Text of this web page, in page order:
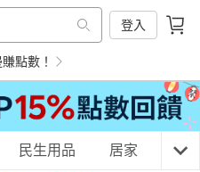
登入
點數！
民生用品 居家 3C